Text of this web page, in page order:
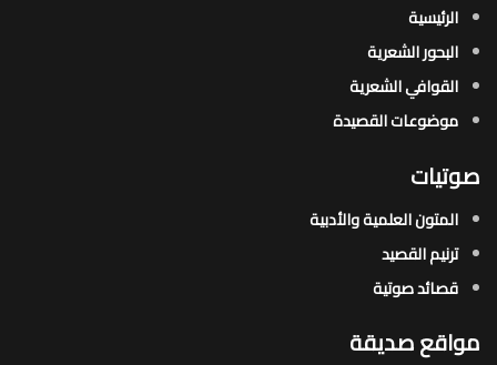
الرئيسية
البحور الشعرية​
القوافي الشعرية​
موضوعات القصيدة​
صوتيات
المتون العلمية والأدبية
ترنيم القصيد
قصائد صوتية
مواقع صديقة